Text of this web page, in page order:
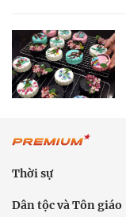
Thời sự
Dân tộc và Tôn giáo